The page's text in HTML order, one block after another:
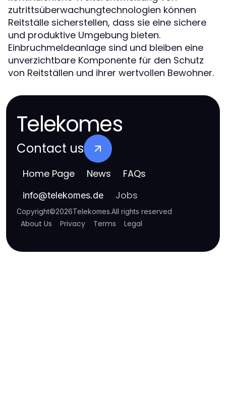
zutrittsüberwachungtechnologien können
Reitställe sicherstellen, dass sie eine sichere
und produktive Umgebung bieten.
Einbruchmeldeanlage sind und bleiben eine
unverzichtbare Komponente für den Schutz
von Reitställen und ihrer wertvollen Bewohner.
Telekomes
Contact us
Home Page News FAQs
info@telekomes.de Jobs
Copyright©2026Telekomes.All rights reserved
About Us Privacy Terms Legal